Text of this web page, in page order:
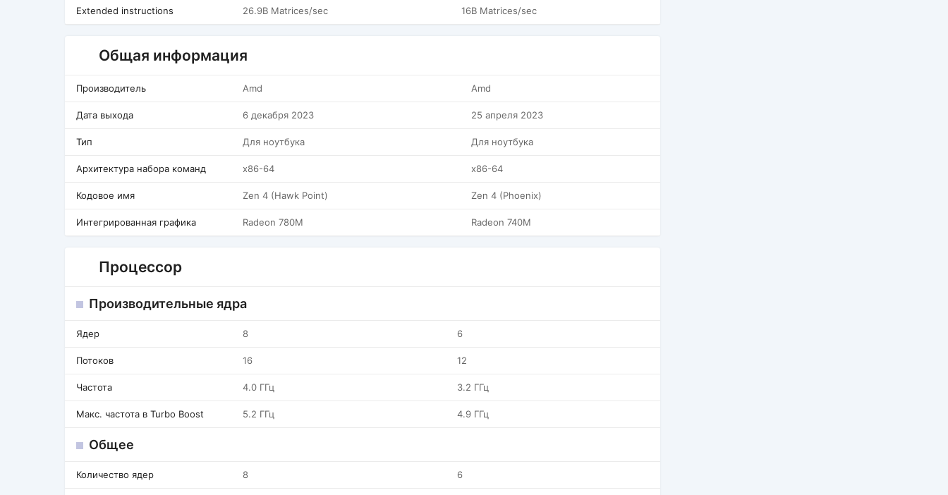
Extended instructions 26.9B Matrices/sec 16B Matrices/sec
Общая информация
Производитель Amd Amd
Дата выхода 6 декабря 2023 25 апреля 2023
Тип Для ноутбука Для ноутбука
Архитектура набора команд x86-64 x86-64
Кодовое имя Zen 4 (Hawk Point) Zen 4 (Phoenix)
Интегрированная графика Radeon 780M Radeon 740M
Процессор
Производительные ядра
Ядер 8 6
Потоков 16 12
Частота 4.0 ГГц 3.2 ГГц
Макс. частота в Turbo Boost 5.2 ГГц 4.9 ГГц
Общее
Количество ядер 8 6